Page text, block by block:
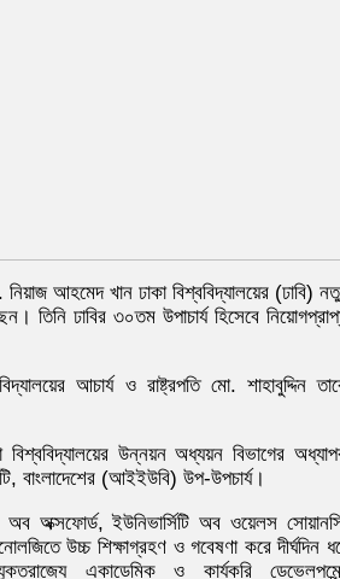
আহমেদ খান ঢাকা বিশ্ববিদ্যালয়ের (ঢাবি)
তিনি ঢাবির ৩০তম উপাচার্য হিসেবে
আচার্য ও রাষ্ট্রপতি মো. শাহাবুদ্দিন
উন্নয়ন অধ্যয়ন বিভাগের
বাংলাদেশের (আইইউবি) উপ-উপচার্য।
অব অক্সফোর্ড, ইউনিভার্সিটি অব ওয়েলস
উচ্চ শিক্ষাগ্রহণ ও গবেষণা করে দীর্ঘদিন
একাডেমিক ও কার্যকরি